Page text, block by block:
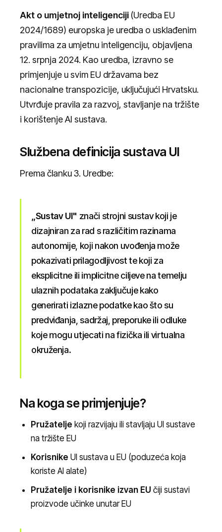
Akt o umjetnoj inteligenciji (Uredba EU
2024/1689) europska je uredba o usklađenim
pravilima za umjetnu inteligenciju, objavljena
12. srpnja 2024. Kao uredba, izravno se
primjenjuje u svim EU državama bez
nacionalne transpozicije, uključujući Hrvatsku.
Utvrđuje pravila za razvoj, stavljanje na tržište
i korištenje AI sustava.
Službena definicija sustava UI
Prema članku 3. Uredbe:
„Sustav UI" znači strojni sustav koji je
dizajniran za rad s različitim razinama
autonomije, koji nakon uvođenja može
pokazivati prilagodljivost te koji za
eksplicitne ili implicitne ciljeve na temelju
ulaznih podataka zaključuje kako
generirati izlazne podatke kao što su
predviđanja, sadržaj, preporuke ili odluke
koje mogu utjecati na fizička ili virtualna
okruženja.
Na koga se primjenjuje?
Pružatelje koji razvijaju ili stavljaju UI sustave
na tržište EU
Korisnike UI sustava u EU (poduzeća koja
koriste AI alate)
Pružatelje i korisnike izvan EU čiji sustavi
proizvode učinke unutar EU